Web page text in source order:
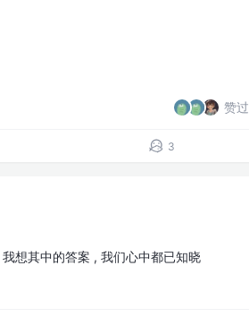
赞过
3
想其中的答案 , 我们心中都已知晓